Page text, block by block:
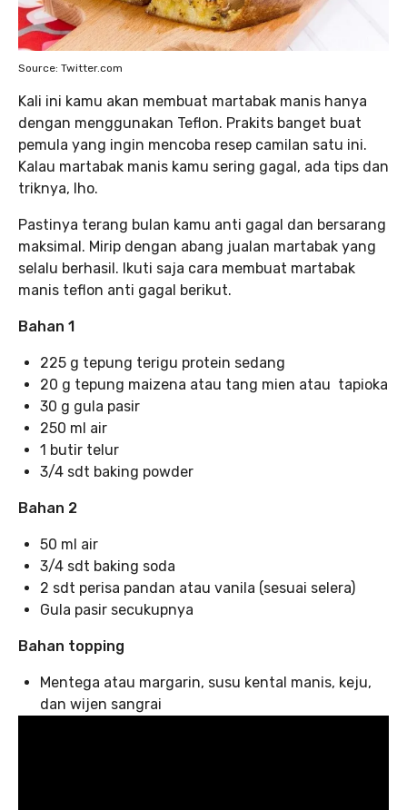
Source: Twitter.com
Kali ini kamu akan membuat martabak manis hanya
dengan menggunakan Teflon. Prakits banget buat
pemula yang ingin mencoba resep camilan satu ini.
Kalau martabak manis kamu sering gagal, ada tips dan
triknya, lho.
Pastinya terang bulan kamu anti gagal dan bersarang
maksimal. Mirip dengan abang jualan martabak yang
selalu berhasil. Ikuti saja cara membuat martabak
manis teflon anti gagal berikut.
Bahan 1
225 g tepung terigu protein sedang
20 g tepung maizena atau tang mien atau tapioka
30 g gula pasir
250 ml air
1 butir telur
3/4 sdt baking powder
Bahan 2
50 ml air
3/4 sdt baking soda
2 sdt perisa pandan atau vanila (sesuai selera)
Gula pasir secukupnya
Bahan topping
Mentega atau margarin, susu kental manis, keju,
dan wijen sangrai